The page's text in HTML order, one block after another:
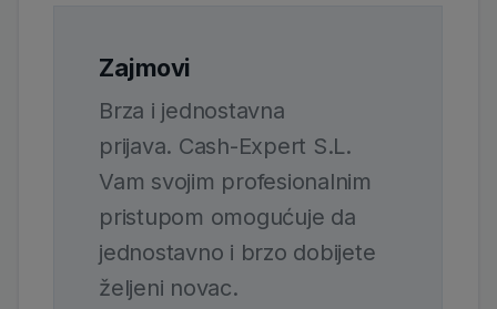
Zajmovi
Brza i jednostavna
prijava. Cash-Expert S.L.
Vam svojim profesionalnim
pristupom omogućuje da
jednostavno i brzo dobijete
željeni novac.